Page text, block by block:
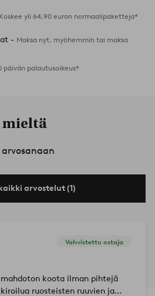
Koskee yli 64,90 euron normaalipaketteja*
- Maksa nyt, myöhemmin tai maksa
päivän palautusoikeus*
mieltä
arvosanaan
arvostelut (1)
Vahvistettu ostaja
koota ilman pihtejä
ruosteisten ruuvien ja